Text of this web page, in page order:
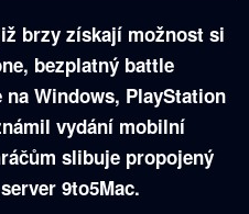
brzy získají možnost si
bezplatný battle
Windows, PlayStation
vydání mobilní
slibuje propojený
9to5Mac.